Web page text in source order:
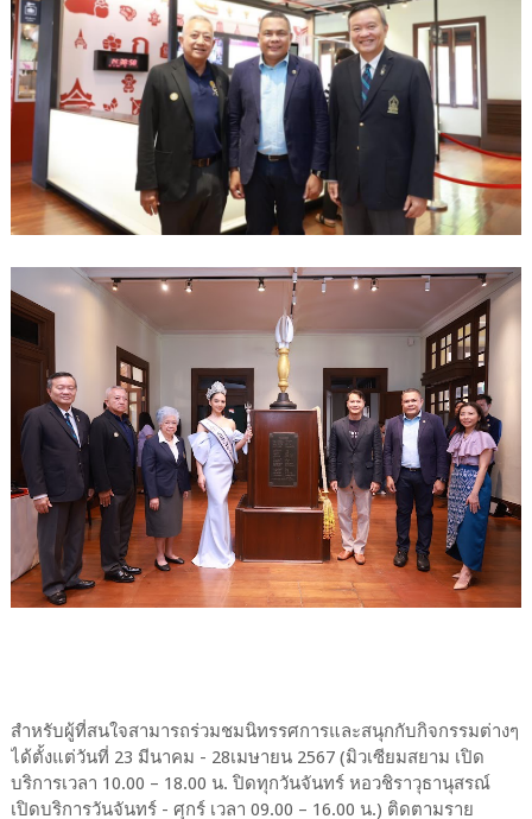
สำหรับผู้ที่สนใจสามารถร่วมชมนิทรรศการและสนุกกับกิจกรรมต่างๆ
ได้ตั้งแต่วันที่ 23 มีนาคม - 28เมษายน 2567 (มิวเซียมสยาม เปิด
บริการเวลา 10.00 – 18.00 น. ปิดทุกวันจันทร์ หอวชิราวุธานุสรณ์
เปิดบริการวันจันทร์ - ศุกร์ เวลา 09.00 – 16.00 น.) ติดตามราย